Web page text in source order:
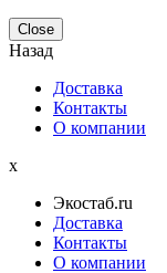
Close
Назад
Доставка
Контакты
О компании
x
Экостаб.ru
Доставка
Контакты
О компании